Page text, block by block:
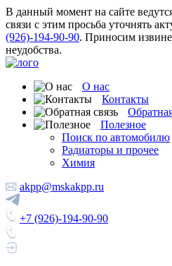
В данный момент на сайте
связи с этим просьба уточнять
(926)-194-90-90. Приносим
неудобства.
О нас
Контакты
Полезное
Поиск по автомобилю
Радиаторы и прочее
Химия
akpp@mskakpp.ru
+7 (926)-194-90-90